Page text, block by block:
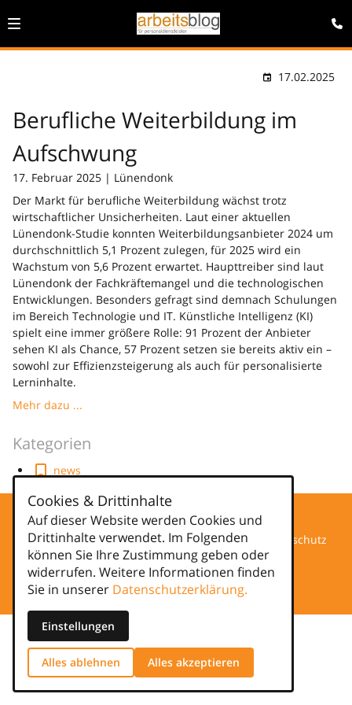
17.02.2025
Berufliche Weiterbildung im
Aufschwung
17. Februar 2025 | Lünendonk
Der Markt für berufliche Weiterbildung wächst trotz
wirtschaftlicher Unsicherheiten. Laut einer aktuellen
Lünendonk-Studie konnten Weiterbildungsanbieter 2024 um
durchschnittlich 5,1 Prozent zulegen, für 2025 wird ein
Wachstum von 5,6 Prozent erwartet. Haupttreiber sind laut
Lünendonk der Fachkräftemangel und die technologischen
Entwicklungen. Besonders gefragt sind demnach Schulungen
im Bereich Technologie und IT. Künstliche Intelligenz (KI)
spielt eine immer größere Rolle: 91 Prozent der Anbieter
sehen KI als Chance, 57 Prozent setzen sie bereits aktiv ein –
sowohl zur Effizienzsteigerung als auch für personalisierte
Lerninhalte.
Mehr dazu ...
Kategorien
news
Datenschutz
Impressum
Cookies & Drittinhalte
Auf dieser Website werden Cookies und
Drittinhalte verwendet. Im Folgenden
können Sie Ihre Zustimmung geben oder
widerrufen. Weitere Informationen finden
Sie in unserer Datenschutzerklärung.
Einstellungen
Alles ablehnen Alles akzeptieren